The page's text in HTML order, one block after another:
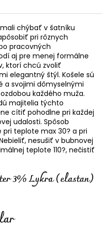
chýbať v šatníku
pri rôznych
pracovných
aj pre menej formálne
ktorí chcú zvoliť
elegantný štýl. Košele sú
a svojimi dômyselnými
každého muža.
majitelia týchto
cítiť pohodlne pri každej
udalosti. Spôsob
teplote max 30? a pri
nesušiť v bubnovej
teplote 110?, nečistiť